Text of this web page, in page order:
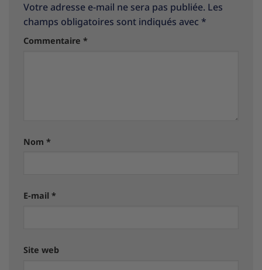
Votre adresse e-mail ne sera pas publiée. Les
champs obligatoires sont indiqués avec *
Commentaire *
Nom *
E-mail *
Site web